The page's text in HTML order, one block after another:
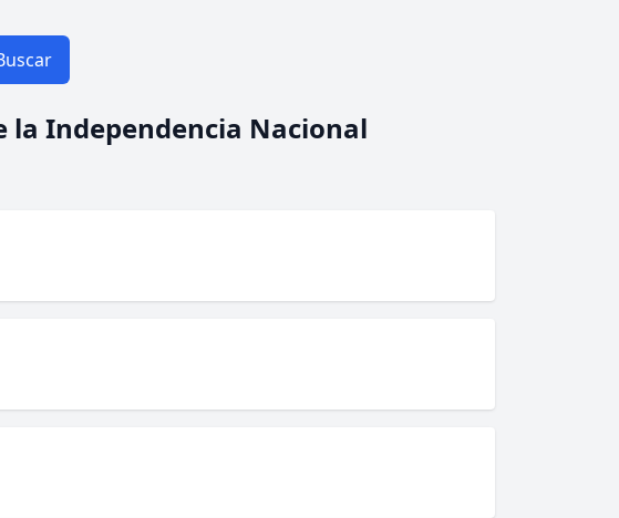
la Independencia Nacional